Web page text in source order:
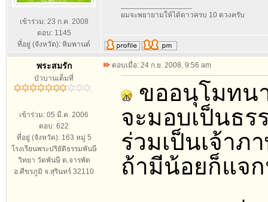
เข้าร่วม: 23 ก.ค. 2008
ตอบ: 1145
ที่อยู่ (จังหวัด): หิมพานต์
ผมจะพยายามให้ได้ดาวครบ 10 ดวงครับ
พระสมรัก
บัวบานเต็มที่
เข้าร่วม: 05 มี.ค. 2006
ตอบ: 622
ที่อยู่ (จังหวัด): 163 หมู่ 5
โรงเรียนพระปริยัติธรรมพันษี
วิทยา วัดพันษี ต.จารพัต
อ.ศีขรภูมิ จ.สุรินทร์ 32110
ตอบเมื่อ: 24 ก.ย. 2008, 9:56 am
ขออนุโมทน
จะมอบเป็นธ
ร่วมเป็นเจ้าภ
ถ้ามีน้อยก็แจ